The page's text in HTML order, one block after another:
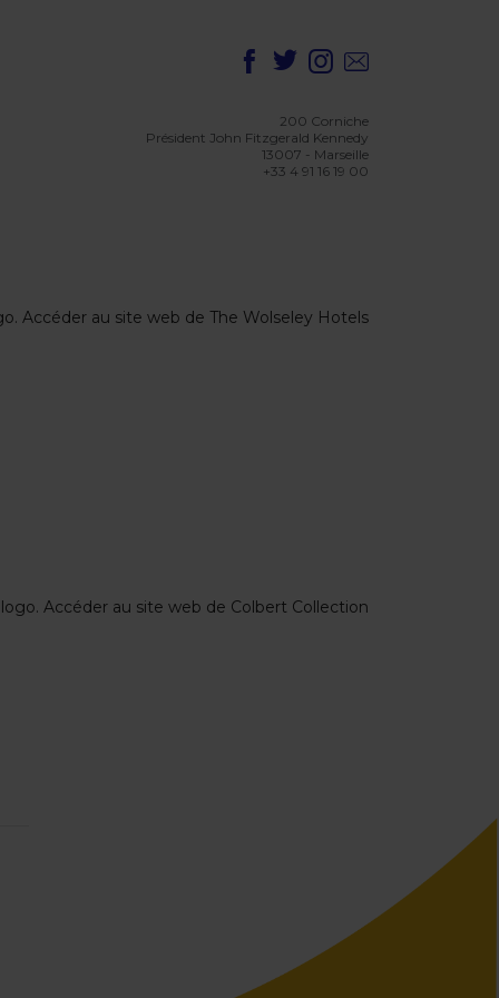
200 Corniche
Président John Fitzgerald Kennedy
13007 - Marseille
+33 4 91 16 19 00